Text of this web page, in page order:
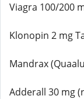
Viagra 100/200
Klonopin 2 mg
Mandrax
Adderall 30 mg